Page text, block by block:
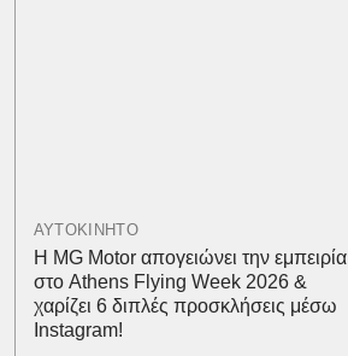
ΑΥΤΟΚΙΝΗΤΟ
Η MG Motor απογειώνει την εμπειρία
στο Athens Flying Week 2026 &
χαρίζει 6 διπλές προσκλήσεις μέσω
Instagram!